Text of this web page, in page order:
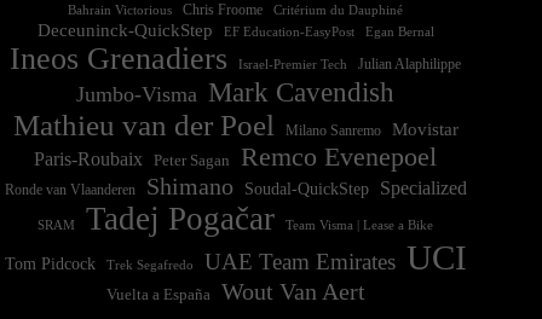
Bahrain Victorious Chris Froome Critérium du Dauphiné
Deceuninck-QuickStep EF Education-EasyPost Egan Bernal
Ineos Grenadiers Israel-Premier Tech Julian Alaphilippe
Jumbo-Visma Mark Cavendish
Mathieu van der Poel Milano Sanremo
Movistar
Paris-Roubaix
Peter Sagan Remco Evenepoel
Ronde van Vlaanderen Shimano Soudal-QuickStep Specialized
SRAM Tadej Pogačar Team Visma | Lease a Bike
Tom Pidcock Trek Segafredo UAE Team Emirates UCI
Vuelta a España Wout Van Aert